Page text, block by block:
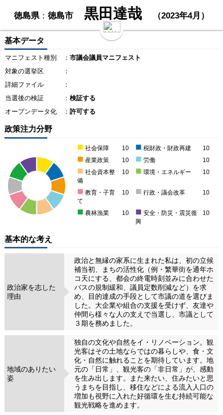
徳島県：徳島市 黒田達哉 （2023年4月）
基本データ
マニフェスト種別 ： 市議会議員マニフェスト
対象の選挙区
：
詳細ファイル
：
当選後の検証
： 検証する
オープンデータ化
： 許可する
政策注力分野
■ 社会保障 10 ■ 税財政・財政再建 10
■ 産業政策 10 ■ 労働 10
■ 社会資本整
備
10 ■ 環境・エネルギー 10
■ 教育・子育
て
10 ■ 行政・議会改革 10
■ 農林漁業 10 ■ 安全・防災・震災復
興
10
基本的な考え
政治家を志した
理由
政治と無縁の家系に生まれた私は、初の立候
補当初、まちの活性化（例・繁華街を通年ホ
コ天にする、都会の終電時刻並みに合わせた
バスの規制緩和、議員定数削減など）を求
め、目的達成の手段として市議の道を選びま
した。大企業や組合の支援を受けず、友達や
仲間ら様々な人の支えで当選し、市議として
３期を務めました。
地域のありたい
姿
独自の文化や自然をイ・リノベーション。観
光客はその土地ならではの暮らしや、食・文
化・自然に触れることを期待しています。地
元の「日常」、観光客の「非日常」が、感動
を生み出します。また来たい、住みたいと思
うまちを目指し、移住などによる流入人口の
増加も視野に入れた好循環を生む持続可能な
観光戦略を進めます。